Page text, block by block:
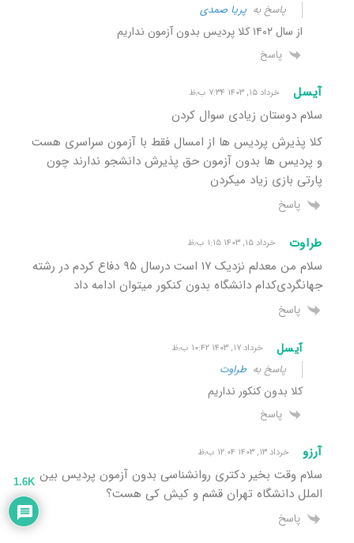
پاسخ به پریا صمدی
از سال ۱۴۰۲ کلا پردیس بدون آزمون نداریم
پاسخ
آیسل خرداد ۱۵, ۱۴۰۳ ۷:۳۴ ب٫ظ
سلام دوستان زیادی سوال کردن
کلا پذیرش پردیس ها از امسال فقط با آزمون سراسری هست
و پردیس ها بدون آزمون حق پذیرش دانشجو ندارند چون
پارتی بازی زیاد میکردن
پاسخ
طراوت خرداد ۱۵, ۱۴۰۳ ۱:۱۵ ب٫ظ
سلام من معدلم نزدیک ۱۷ است درسال ۹۵ دفاع کردم در رشته
جهانگردی‌کدام دانشگاه بدون کنکور میتوان ادامه داد
پاسخ
آیسل خرداد ۱۷, ۱۴۰۳ ۱۰:۴۲ ب٫ظ
پاسخ به طراوت
کلا بدون کنکور نداریم
پاسخ
آرزو خرداد ۱۳, ۱۴۰۳ ۱۲:۰۴ ب٫ظ
سلام وقت بخیر دکتری روانشناسی بدون آزمون پردیس بین
الملل دانشگاه تهران قشم و کیش کی هست؟
پاسخ
1.6K